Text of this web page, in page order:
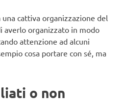
cattiva organizzazione del
averlo organizzato in modo
attenzione ad alcuni
cosa portare con sé, ma
o non